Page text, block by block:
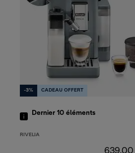
-3% CADEAU OFFERT
Dernier 10 éléments
RIVELIA